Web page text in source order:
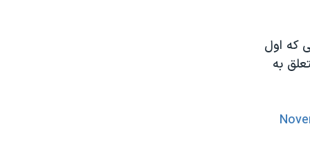
که اول
اوین، متعلق به